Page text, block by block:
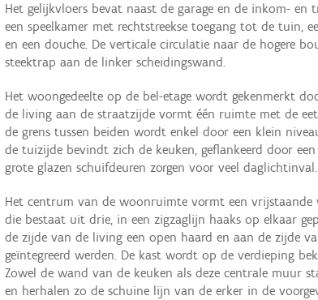
Het gelijkvloers bevat naast de garage en de inkom- en
een speelkamer met rechtstreekse toegang tot de tuin,
en een douche. De verticale circulatie naar de hogere
steektrap aan de linker scheidingswand.
Het woongedeelte op de bel-etage wordt gekenmerkt
de living aan de straatzijde vormt één ruimte met de
de grens tussen beiden wordt enkel door een klein
de tuizijde bevindt zich de keuken, geflankeerd door
grote glazen schuifdeuren zorgen voor veel daglichtinval.
Het centrum van de woonruimte vormt een vrijstaande
die bestaat uit drie, in een zigzaglijn haaks op elkaar
de zijde van de living een open haard en aan de zijde
geïntegreerd werden. De kast wordt op de verdieping
Zowel de wand van de keuken als deze centrale muur
en herhalen zo de schuine lijn van de erker in de